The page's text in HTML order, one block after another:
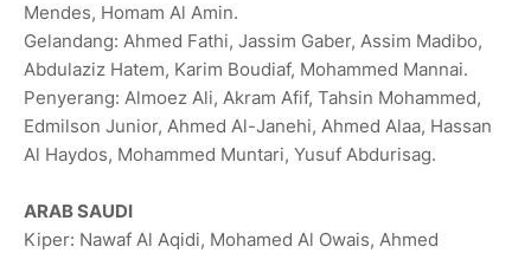
Mendes, Homam Al Amin.
Gelandang: Ahmed Fathi, Jassim Gaber, Assim Madibo,
Abdulaziz Hatem, Karim Boudiaf, Mohammed Mannai.
Penyerang: Almoez Ali, Akram Afif, Tahsin Mohammed,
Edmilson Junior, Ahmed Al-Janehi, Ahmed Alaa, Hassan
Al Haydos, Mohammed Muntari, Yusuf Abdurisag.
ARAB SAUDI
Kiper: Nawaf Al Aqidi, Mohamed Al Owais, Ahmed